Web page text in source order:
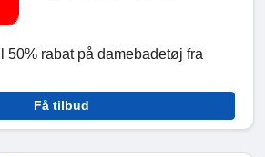
50% rabat på damebadetøj fra
Få tilbud